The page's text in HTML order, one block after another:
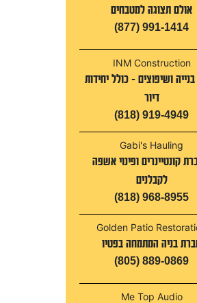
אולם תצוגה למטבחים
(877) 991-1414
INM Construction
ושיפוצים - כולל יחידות
דיור
(818) 919-4949
Gabi's Hauling
קונטיינרים ופינוי אשפה
לקבלנים
(818) 968-8955
Golden Patio
בניה המתמחה בפטיו
(805) 889-0869
Me Top Audio